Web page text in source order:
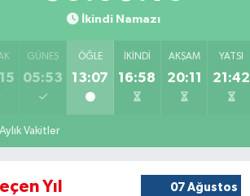
İkindi Namazı
GÜNEŞ
05:53
ÖĞLE
13:07
İKINDI
16:58
AKŞAM
20:11
YATSI
21:42
Aylık Vakitler
Yıl
07 Ağustos